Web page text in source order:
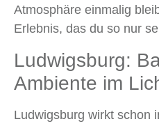
Atmosphäre einmalig
Erlebnis, das du so nur
Ludwigsburg:
Ambiente im
Ludwigsburg wirkt schon